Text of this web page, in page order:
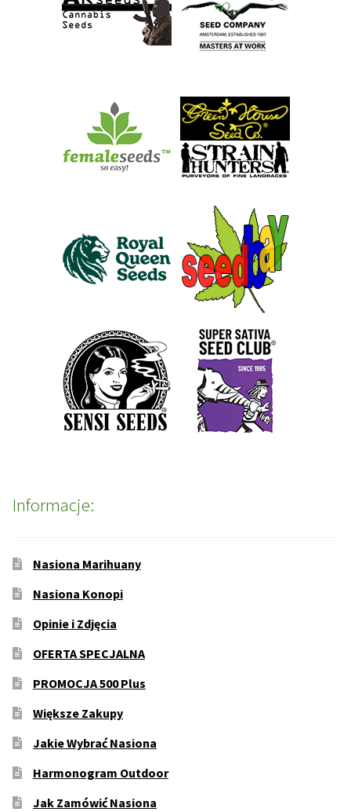
Informacje:
Nasiona Marihuany
Nasiona Konopi
Opinie i Zdjęcia
OFERTA SPECJALNA
PROMOCJA 500 Plus
Większe Zakupy
Jakie Wybrać Nasiona
Harmonogram Outdoor
Jak Zamówić Nasiona